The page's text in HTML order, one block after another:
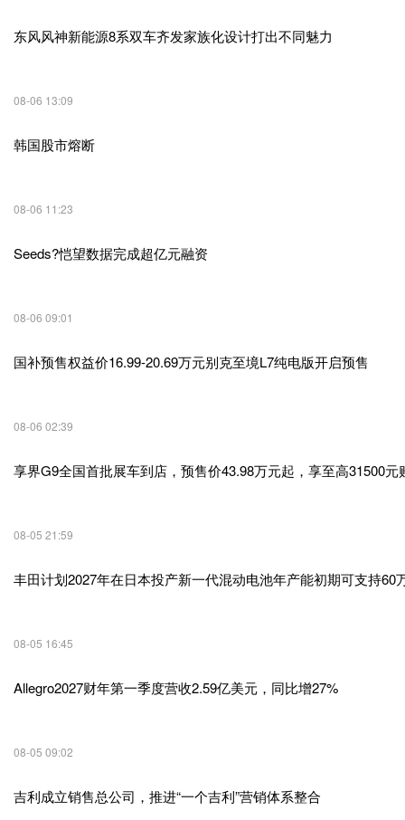
东风风神新能源8系双车齐发家族化设计打出不同魅力
08-06 13:09
韩国股市熔断
08-06 11:23
Seeds?恺望数据完成超亿元融资
08-06 09:01
国补预售权益价16.99-20.69万元别克至境L7纯电版开启预售
08-06 02:39
享界G9全国首批展车到店，预售价43.98万元起，享至高31500元
08-05 21:59
丰田计划2027年在日本投产新一代混动电池年产能初期可支持60
08-05 16:45
Allegro2027财年第一季度营收2.59亿美元，同比增27%
08-05 09:02
吉利成立销售总公司，推进“一个吉利”营销体系整合